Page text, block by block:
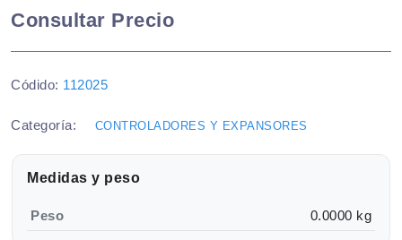
Consultar Precio
Códido: 112025
Categoría: CONTROLADORES Y EXPANSORES
Medidas y peso
Peso 0.0000 kg